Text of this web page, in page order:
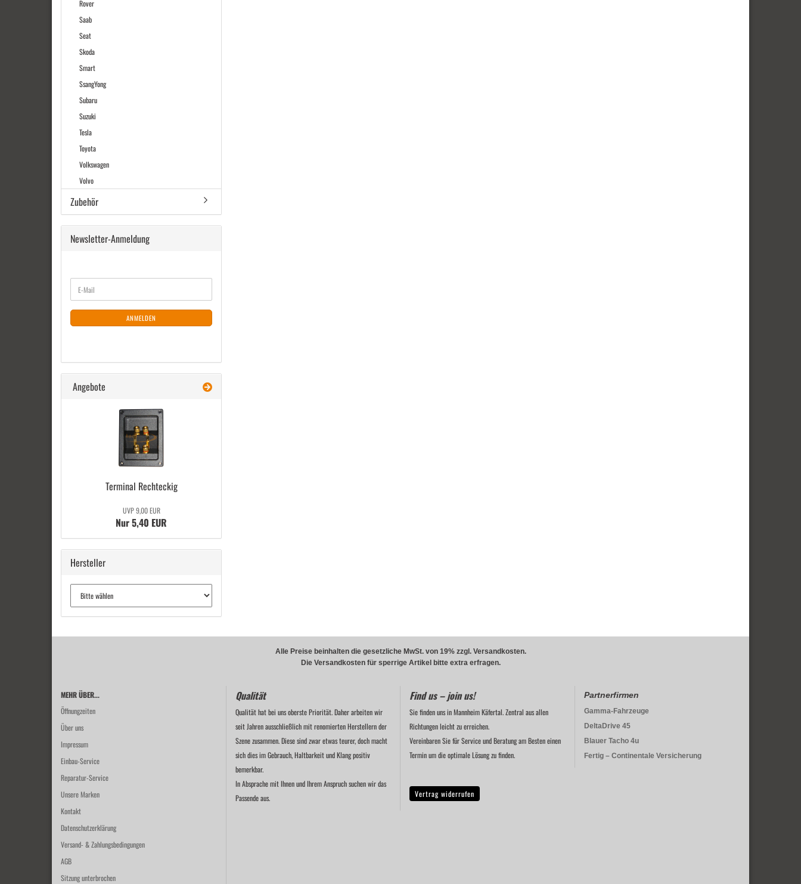
Rover
Saab
Seat
Skoda
Smart
SsangYong
Subaru
Suzuki
Tesla
Toyota
Volkswagen
Volvo
Zubehör
Newsletter-Anmeldung
ZUR
NEWSLETTER-
ANMELDUNG
E-
Mail
ANMELDEN
Angebote
Ter­mi­nal Recht­eckig
UVP 9,00 EUR
Nur 5,40 EUR
Hersteller
Alle Preise beinhalten die gesetzliche MwSt. von 19% zzgl. Versandkosten.
Die Versandkosten für sperrige Artikel bitte extra erfragen.
MEHR ÜBER...
Öffnungzeiten
Über uns
Impressum
Einbau-Service
Reparatur-Service
Unsere Marken
Kontakt
Datenschutzerklärung
Versand- & Zahlungsbedingungen
AGB
Sitzung unterbrochen
Qualität
Qualität hat bei uns oberste Priorität. Daher arbeiten wir
seit Jahren ausschließlich mit renomierten Herstellern der
Szene zusammen. Diese sind zwar etwas teurer, doch macht
sich dies im Gebrauch, Haltbarkeit und Klang positiv
bemerkbar.
In Absprache mit Ihnen und Ihrem Anspruch suchen wir das
Passende aus.
Find us – join us!
Sie finden uns in Mannheim Käfertal. Zentral aus allen
Richtungen leicht zu erreichen.
Vereinbaren Sie für Service und Beratung am Besten einen
Termin um die optimale Lösung zu finden.
Partnerfirmen
Gamma-Fahrzeuge
DeltaDrive 45
Blauer Tacho 4u
Fertig – Continentale Versicherung
Vertrag widerrufen